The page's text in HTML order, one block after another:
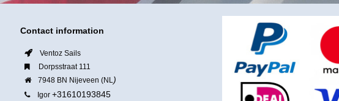
Contact information
Ventoz Sails
Dorpsstraat 111
7948 BN Nijeveen (NL )
Igor +31610193845